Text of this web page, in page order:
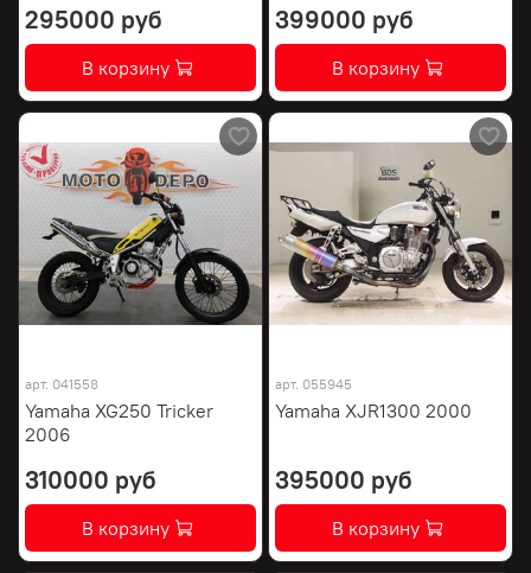
295000 руб
В корзину
399000 руб
В корзину
арт. 041558
Yamaha XG250 Tricker
2006
310000 руб
В корзину
арт. 055945
Yamaha XJR1300 2000
395000 руб
В корзину